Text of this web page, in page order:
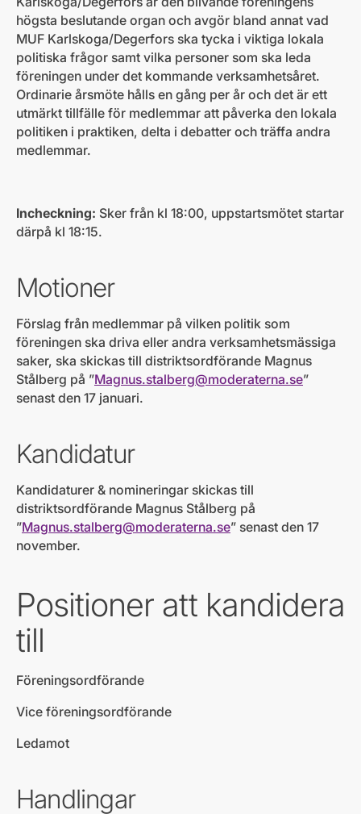
högsta beslutande organ och avgör bland annat vad
MUF Karlskoga/Degerfors ska tycka i viktiga lokala
politiska frågor samt vilka personer som ska leda
föreningen under det kommande verksamhetsåret.
Ordinarie årsmöte hålls en gång per år och det är ett
utmärkt tillfälle för medlemmar att påverka den lokala
politiken i praktiken, delta i debatter och träffa andra
medlemmar.
Incheckning: Sker från kl 18:00, uppstartsmötet startar
därpå kl 18:15.
Motioner
Förslag från medlemmar på vilken politik som
föreningen ska driva eller andra verksamhetsmässiga
saker, ska skickas till distriktsordförande Magnus
Stålberg på ”Magnus.stalberg@moderaterna.se”
senast den 17 januari.
Kandidatur
Kandidaturer & nomineringar skickas till
distriktsordförande Magnus Stålberg på
”Magnus.stalberg@moderaterna.se” senast den 17
november.
Positioner att kandidera
till
Föreningsordförande
Vice föreningsordförande
Ledamot
Handlingar